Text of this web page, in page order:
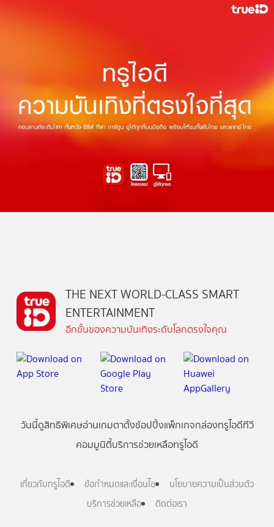
THE NEXT WORLD-CLASS SMART
ENTERTAINMENT
อีกขั้นของความบันเทิงระดับโลกตรงใจคุณ
วันนี้ดูสิทธิพิเศษอ่านเกมตาตั้งช้อปปิ้งแพ็กเกจกล่องทรูไอดีทีวี
คอมมูนิตี้บริการช่วยเหลือทรูไอดี
เกี่ยวกับทรูไอดี ข้อกำหนดและเงื่อนไข
นโยบายความเป็นส่วนตัว
บริการช่วยเหลือ
ติดต่อเรา